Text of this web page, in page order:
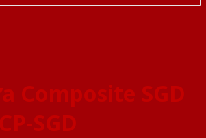
Composite SGD
SGD